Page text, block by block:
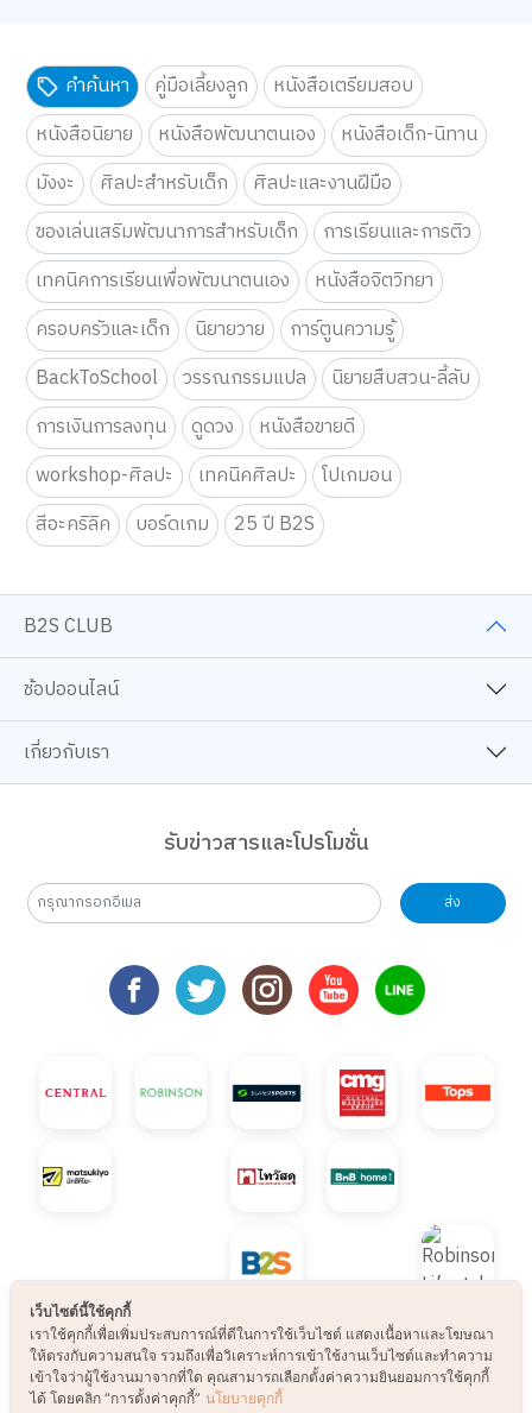
คำค้นหา คู่มือเลี้ยงลูก
หนังสือเตรียมสอบ
หนังสือนิยาย
หนังสือพัฒนาตนเอง
หนังสือเด็ก-นิทาน
มังงะ
ศิลปะสำหรับเด็ก
ศิลปะและงานฝีมือ
ของเล่นเสริมพัฒนาการสำหรับเด็ก
การเรียนและการติว
เทคนิคการเรียนเพื่อพัฒนาตนเอง
หนังสือจิตวิทยา
ครอบครัวและเด็ก
นิยายวาย
การ์ตูนความรู้
BackToSchool
วรรณกรรมแปล
นิยายสืบสวน-ลี้ลับ
การเงินการลงทุน
ดูดวง
หนังสือขายดี
workshop-ศิลปะ
เทคนิคศิลปะ
โปเกมอน
สีอะคริลิค
บอร์ดเกม 25 ปี B2S
B2S CLUB
ช้อปออนไลน์
เกี่ยวกับเรา
รับข่าวสารและโปรโมชั่น
ส่ง
© 2021 B2S CLUB, All rights reserved. Web
เว็บไซต์นี้ใช้คุกกี้
เราใช้คุกกี้เพื่อเพิ่มประสบการณ์ที่ดีในการใช้เว็บไซต์ แสดงเนื้อหาและโฆษณา
ให้ตรงกับความสนใจ รวมถึงเพื่อวิเคราะห์การเข้าใช้งานเว็บไซต์และทำความ
เข้าใจว่าผู้ใช้งานมาจากที่ใด คุณสามารถเลือกตั้งค่าความยินยอมการใช้คุกกี้
ได้ โดยคลิก “การตั้งค่าคุกกี้” นโยบายคุกกี้